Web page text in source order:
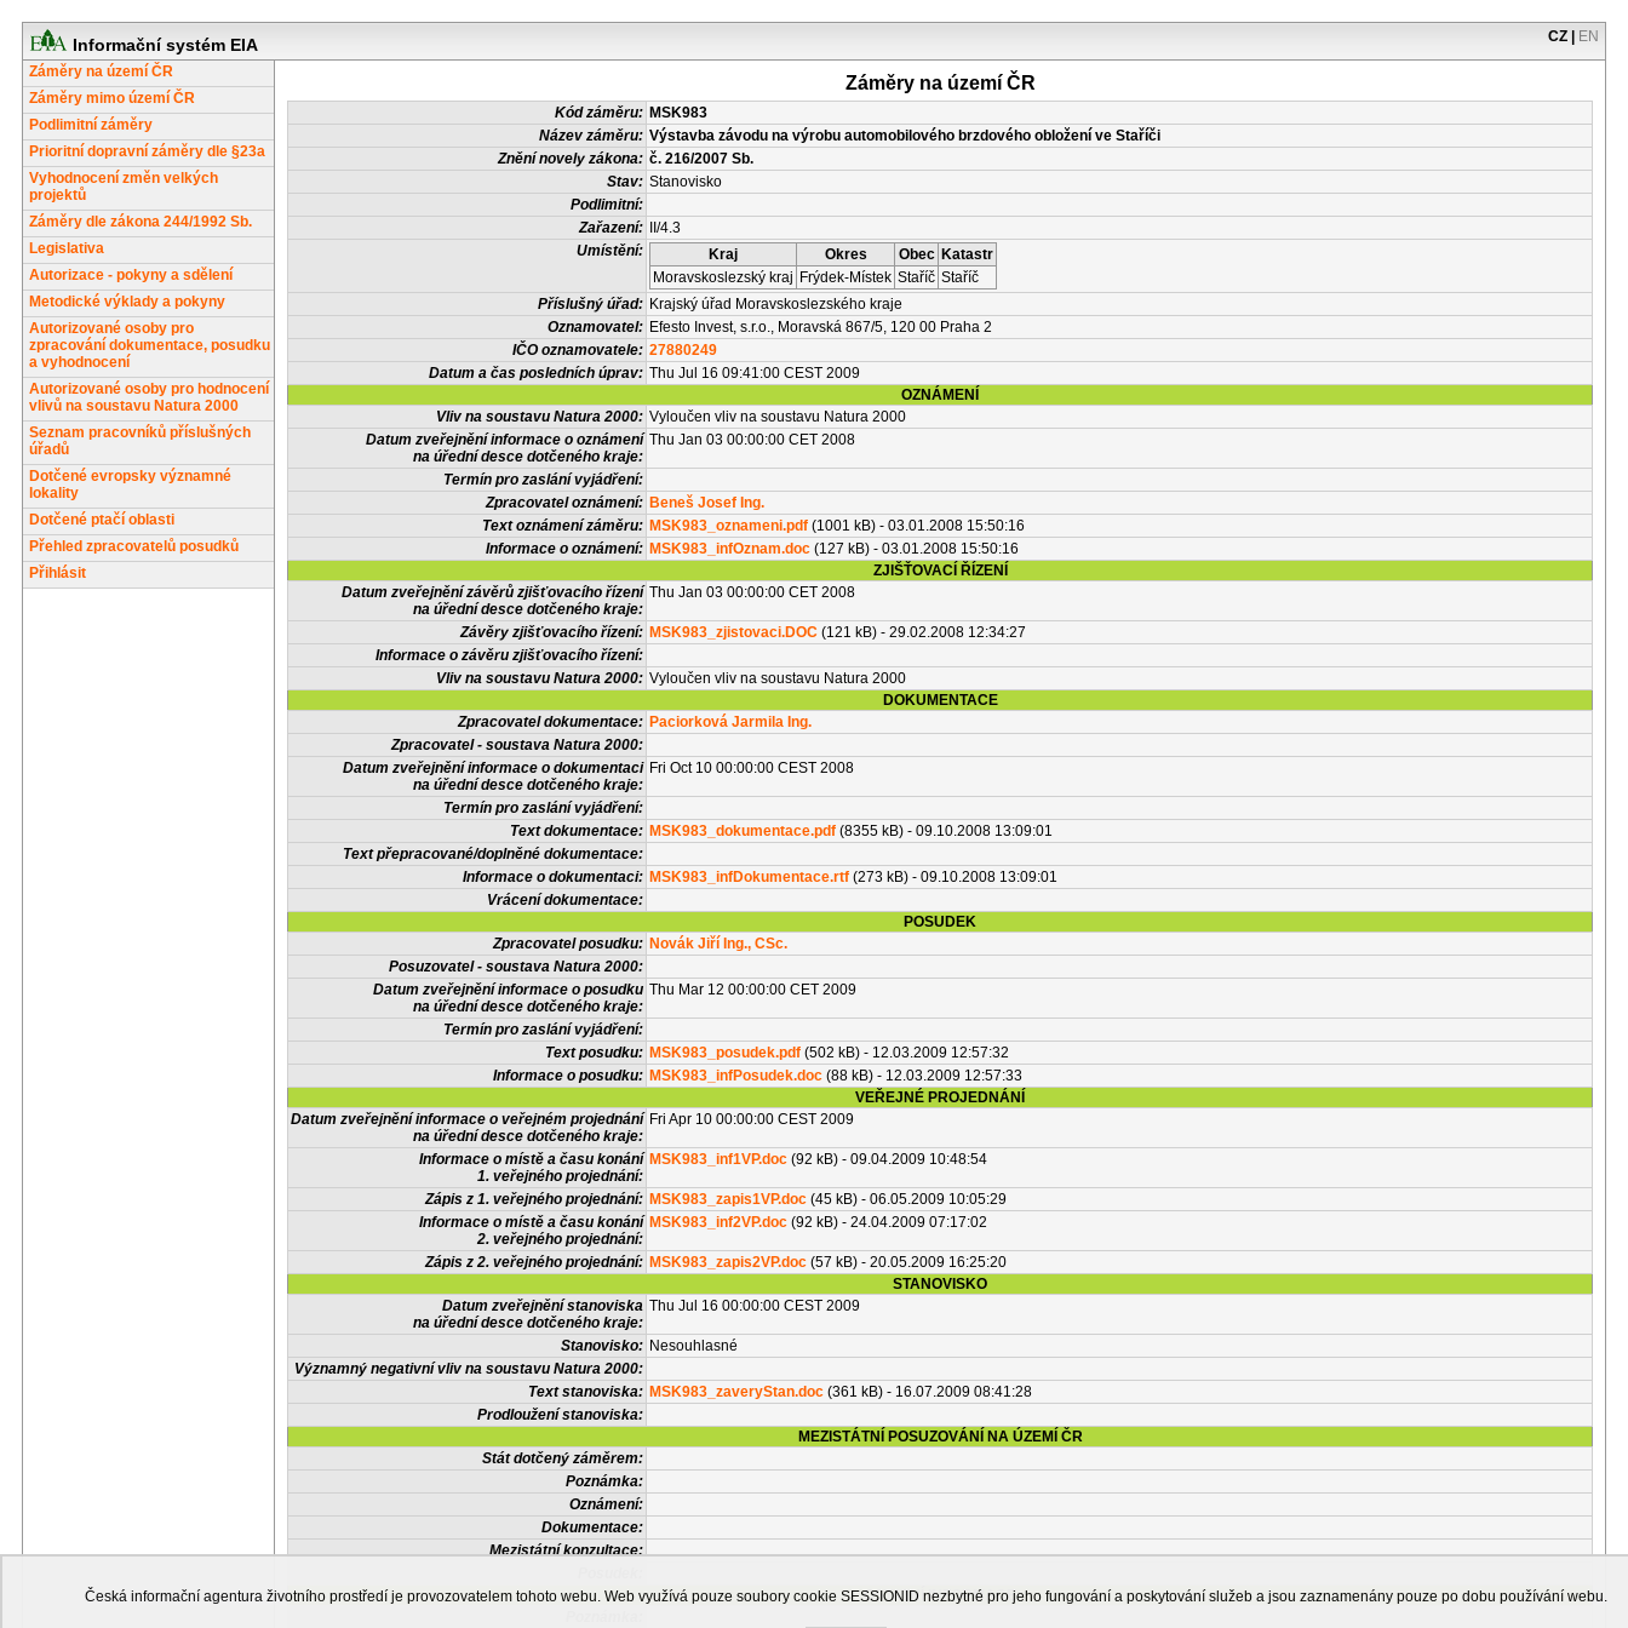
Informační systém EIA CZ EN
Záměry na území ČR
Záměry mimo území ČR
Podlimitní záměry
Prioritní dopravní záměry dle §23a
Vyhodnocení změn velkých
projektů
Záměry dle zákona 244/1992 Sb.
Legislativa
Autorizace - pokyny a sdělení
Metodické výklady a pokyny
Autorizované osoby pro
zpracování dokumentace, posudku
a vyhodnocení
Autorizované osoby pro hodnocení
vlivů na soustavu Natura 2000
Seznam pracovníků příslušných
úřadů
Dotčené evropsky významné
lokality
Dotčené ptačí oblasti
Přehled zpracovatelů posudků
Přihlásit
Záměry na území ČR
Kód záměru: MSK983
Název záměru: Výstavba závodu na výrobu automobilového brzdového obložení ve Staříči
Znění novely zákona: č. 216/2007 Sb.
Stav: Stanovisko
Podlimitní:
Zařazení:
II/4.3
Umístění:
Kraj Okres Obec Katastr
Moravskoslezský kraj Frýdek-Místek Staříč Staříč
Příslušný úřad: Krajský úřad Moravskoslezského kraje
Oznamovatel: Efesto Invest, s.r.o., Moravská 867/5, 120 00 Praha 2
IČO oznamovatele: 27880249
Datum a čas posledních úprav: Thu Jul 16 09:41:00 CEST 2009
OZNÁMENÍ
Vliv na soustavu Natura 2000: Vyloučen vliv na soustavu Natura 2000
Datum zveřejnění informace o oznámení
na úřední desce dotčeného kraje:
Thu Jan 03 00:00:00 CET 2008
Termín pro zaslání vyjádření:
Zpracovatel oznámení: Beneš Josef Ing.
Text oznámení záměru: MSK983_oznameni.pdf (1001 kB) - 03.01.2008 15:50:16
Informace o oznámení: MSK983_infOznam.doc (127 kB) - 03.01.2008 15:50:16
ZJIŠŤOVACÍ ŘÍZENÍ
Datum zveřejnění závěrů zjišťovacího řízení
na úřední desce dotčeného kraje:
Thu Jan 03 00:00:00 CET 2008
Závěry zjišťovacího řízení: MSK983_zjistovaci.DOC (121 kB) - 29.02.2008 12:34:27
Informace o závěru zjišťovacího řízení:
Vliv na soustavu Natura 2000: Vyloučen vliv na soustavu Natura 2000
DOKUMENTACE
Zpracovatel dokumentace: Paciorková Jarmila Ing.
Zpracovatel - soustava Natura 2000:
Datum zveřejnění informace o dokumentaci
na úřední desce dotčeného kraje:
Fri Oct 10 00:00:00 CEST 2008
Termín pro zaslání vyjádření:
Text dokumentace: MSK983_dokumentace.pdf (8355 kB) - 09.10.2008 13:09:01
Text přepracované/doplněné dokumentace:
Informace o dokumentaci: MSK983_infDokumentace.rtf (273 kB) - 09.10.2008 13:09:01
Vrácení dokumentace:
POSUDEK
Zpracovatel posudku: Novák Jiří Ing., CSc.
Posuzovatel - soustava Natura 2000:
Datum zveřejnění informace o posudku
na úřední desce dotčeného kraje:
Thu Mar 12 00:00:00 CET 2009
Termín pro zaslání vyjádření:
Text posudku: MSK983_posudek.pdf (502 kB) - 12.03.2009 12:57:32
Informace o posudku: MSK983_infPosudek.doc (88 kB) - 12.03.2009 12:57:33
VEŘEJNÉ PROJEDNÁNÍ
Datum zveřejnění informace o veřejném projednání
na úřední desce dotčeného kraje:
Fri Apr 10 00:00:00 CEST 2009
Informace o místě a času konání
1. veřejného projednání:
MSK983_inf1VP.doc (92 kB) - 09.04.2009 10:48:54
Zápis z 1. veřejného projednání: MSK983_zapis1VP.doc (45 kB) - 06.05.2009 10:05:29
Informace o místě a času konání
2. veřejného projednání:
MSK983_inf2VP.doc (92 kB) - 24.04.2009 07:17:02
Zápis z 2. veřejného projednání: MSK983_zapis2VP.doc (57 kB) - 20.05.2009 16:25:20
STANOVISKO
Datum zveřejnění stanoviska
na úřední desce dotčeného kraje:
Thu Jul 16 00:00:00 CEST 2009
Stanovisko: Nesouhlasné
Významný negativní vliv na soustavu Natura 2000:
Text stanoviska: MSK983_zaveryStan.doc (361 kB) - 16.07.2009 08:41:28
Prodloužení stanoviska:
MEZISTÁTNÍ POSUZOVÁNÍ NA ÚZEMÍ ČR
Stát dotčený záměrem:
Poznámka:
Oznámení:
Dokumentace:
Mezistátní konzultace:
OSTATNÍ INFORMACE
Česká informační agentura životního prostředí je provozovatelem tohoto webu. Web využívá pouze soubory cookie SESSIONID nezbytné pro jeho fungování a poskytování služeb a jsou zaznamenány pouze po dobu používání webu.